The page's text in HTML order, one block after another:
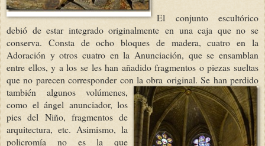
El conjunto escultórico
debió de estar integrado originalmente en una caja que no se
conserva. Consta de ocho bloques de madera, cuatro en la
Adoración y otros cuatro en la Anunciación, que se ensamblan
entre ellos, y a los se les han añadido fragmentos o piezas sueltas
que no parecen corresponder con la obra original. Se han perdido
también algunos volúmenes,
como el ángel anunciador, los
pies del Niño, fragmentos de
arquitectura, etc. Asimismo, la
policromía no es la que